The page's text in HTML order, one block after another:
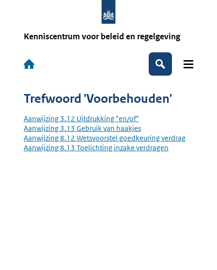
Kenniscentrum voor beleid en regelgeving
Hoofdnavigatie
Zoeken
Trefwoord 'Voorbehouden'
Aanwijzing 3.12 Uitdrukking "en/of"
Aanwijzing 3.13 Gebruik van haakjes
Aanwijzing 8.12 Wetsvoorstel goedkeuring verdrag
Aanwijzing 8.13 Toelichting inzake verdragen